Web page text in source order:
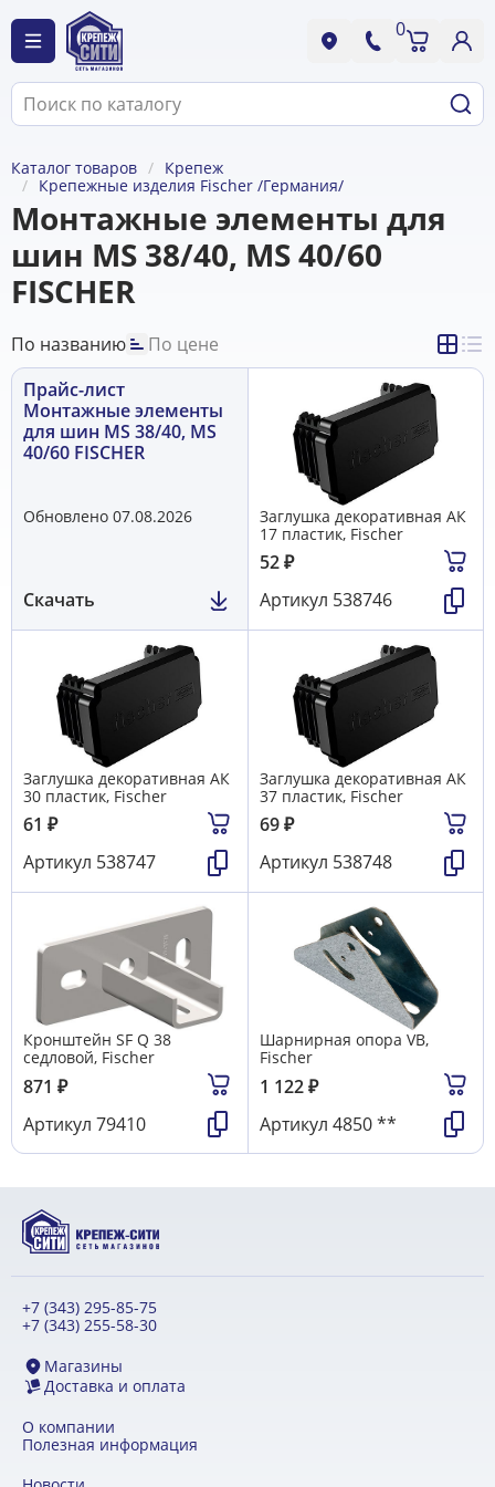
0
Каталог товаров
Крепеж
Крепежные изделия Fischer /Германия/
Монтажные элементы для
шин MS 38/40, MS 40/60
FISCHER
По названию
По цене
Прайс-лист
Монтажные элементы
для шин MS 38/40, MS
40/60 FISCHER
Обновлено 07.08.2026
Скачать
Заглушка декоративная АК
17 пластик, Fischer
52₽
Артикул 538746
Заглушка декоративная АК
30 пластик, Fischer
61 ₽
Артикул 538747
Заглушка декоративная АК
37 пластик, Fischer
69₽
Артикул 538748
Кронштейн SF Q 38
седловой, Fischer
871 ₽
Артикул 79410
Шарнирная опора VB,
Fischer
1 122₽
Артикул 4850 **
+7 (343) 295-85-75
+7 (343) 255-58-30
Магазины
Доставка и оплата
О компании
Полезная информация